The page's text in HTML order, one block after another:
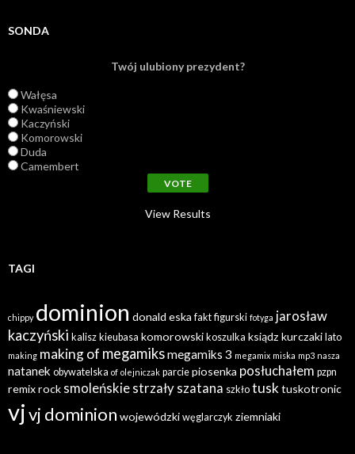
SONDA
Twój ulubiony prezydent?
Wałęsa
Kwaśniewski
Kaczyński
Komorowski
Duda
Camembert
View Results
TAGI
chippy dominion donald eska fakt figurski fotyga jarosław
kaczyński kalisz kieubasa komorowski koszulka ksiądz kurczaki lato
making making of megamiksmegamiks 3 megamix miska mp3 nasza
natanek obywatelska of olejniczak parcie piosenka posłuchałem pzpn
remixrock smoleńskie strzały szatana szkło tusk tuskotronic
vjvj dominion wojewódzki węglarczyk ziemniaki